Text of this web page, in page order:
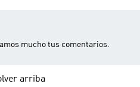
mucho tus comentarios.
arriba